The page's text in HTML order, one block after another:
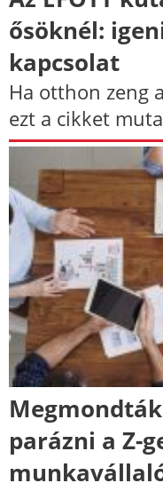
ősöknél:
kapcsolat
Ha otthon zeng
ezt a cikket
parázni a Z-